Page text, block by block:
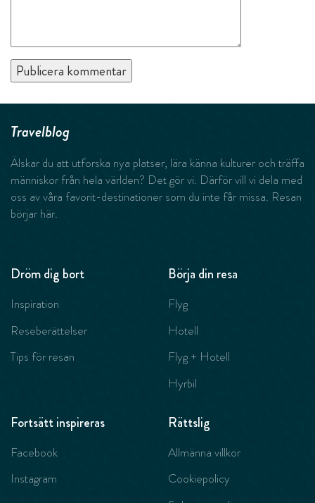
Travelblog
Älskar du att utforska nya platser, lära känna kulturer och träffa
människor från hela världen? Det gör vi. Därför vill vi dela med
oss av våra favorit-destinationer som du inte får missa. Resan
börjar här.
Dröm dig bort
Inspiration
Reseberättelser
Tips för resan
Börja din resa
Flyg
Hotell
Flyg + Hotell
Hyrbil
Fortsätt inspireras
Facebook
Instagram
Rättslig
Allmänna villkor
Cookiepolicy